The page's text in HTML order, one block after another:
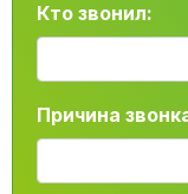
Кто звонил:
Причина